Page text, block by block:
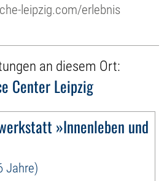
leipzig.com/erlebnis
an diesem Ort:
Center Leipzig
»Innenleben und
Jahre)